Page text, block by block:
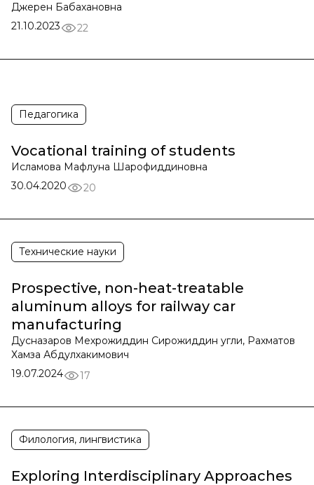
Джерен Бабахановна
21.10.2023
22
Педагогика
Vocational training of students
Исламова Мафлуна Шарофиддиновна
30.04.2020
20
Технические науки
Prospective, non-heat-treatable
aluminum alloys for railway car
manufacturing
Дусназаров Мехрожиддин Сирожиддин угли, Рахматов
Хамза Абдулхакимович
19.07.2024
17
Филология, лингвистика
Exploring Interdisciplinary Approaches